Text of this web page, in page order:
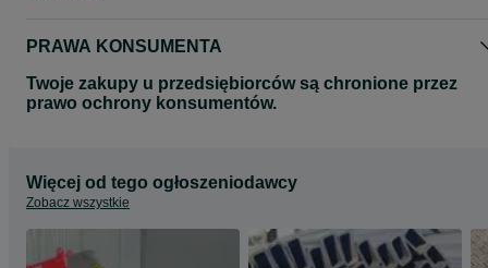
PRAWA KONSUMENTA
Twoje zakupy u przedsiębiorców są chronione przez
prawo ochrony konsumentów.
Więcej od tego ogłoszeniodawcy
Zobacz wszystkie